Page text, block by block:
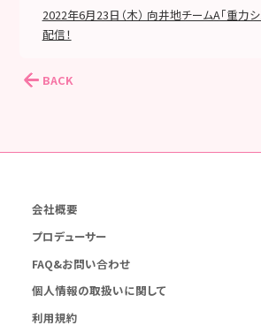
2022年6月23日（木） 向井地チームA「重力
配信！
BACK
会社概要
プロデューサー
FAQ&お問い合わせ
個人情報の取扱いに関して
利用規約